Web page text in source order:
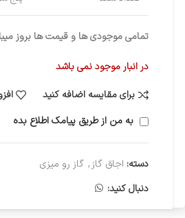
تمامی موجودی ها و قیمت ها بروز
در انبار موجود نمی باشد
برای مقایسه اضافه کنید
به من از طریق پیامک اطلاع بده
دسته: اجاق گاز , گاز رو میزی
دنبال کنید: